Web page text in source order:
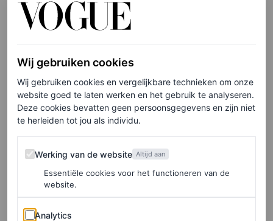
subtielGirl, Interrupted
-randje gaf aan de verfijnde look.
Ze maakte haar outfit af met sieraden van Nak
Armstrong, terwijl haar net iets lichtere blonde lokken in
zachtewavesvielen. Haar minimalistische make-up
bevestigde nogmaals: voor de uitverkorenen onder ons is
quiet luxurygeen trend, maar een levensstijl.
Angelina Jolie ziet eruit alsof ze zo uit een
Burberry-campagne komt lopen
DANIEL RODGERS
Wij gebruiken cookies
Wij gebruiken cookies en vergelijkbare technieken om onze
website goed te laten werken en het gebruik te analyseren.
Deze cookies bevatten geen persoonsgegevens en zijn niet
te herleiden tot jou als individu.
Werking van de website
Werking van de website Altijd aan
Essentiële cookies voor het functioneren van de
website.
Analytics
Analytics